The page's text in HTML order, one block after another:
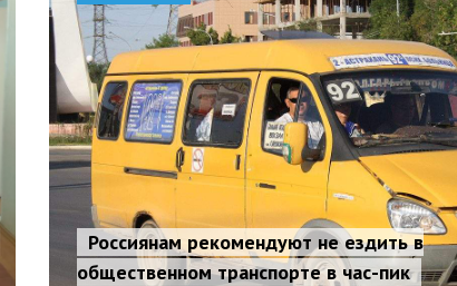
Россиянам рекомендуют не ездить в
общественном транспорте в час-пик